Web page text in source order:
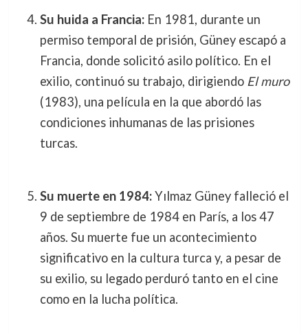
Su huida a Francia:En 1981, durante un
permiso temporal de prisión, Güney escapó a
Francia, donde solicitó asilo político. En el
exilio, continuó su trabajo, dirigiendo El muro
(1983), una película en la que abordó las
condiciones inhumanas de las prisiones
turcas.
Su muerte en 1984:Yılmaz Güney falleció el
9 de septiembre de 1984 en París, a los 47
años. Su muerte fue un acontecimiento
significativo en la cultura turca y, a pesar de
su exilio, su legado perduró tanto en el cine
como en la lucha política.